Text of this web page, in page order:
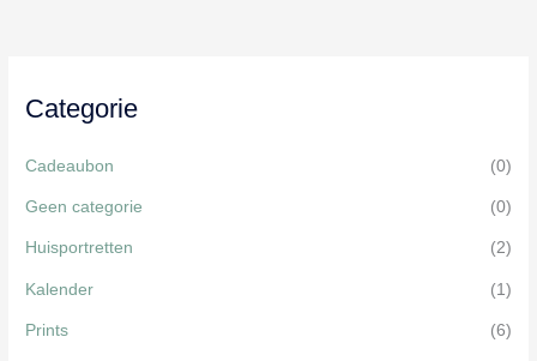
Categorie
Cadeaubon (0)
Geen categorie (0)
Huisportretten (2)
Kalender (1)
Prints (6)